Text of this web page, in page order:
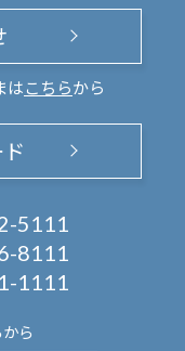
は こちらから
5111
8111
1111
ら